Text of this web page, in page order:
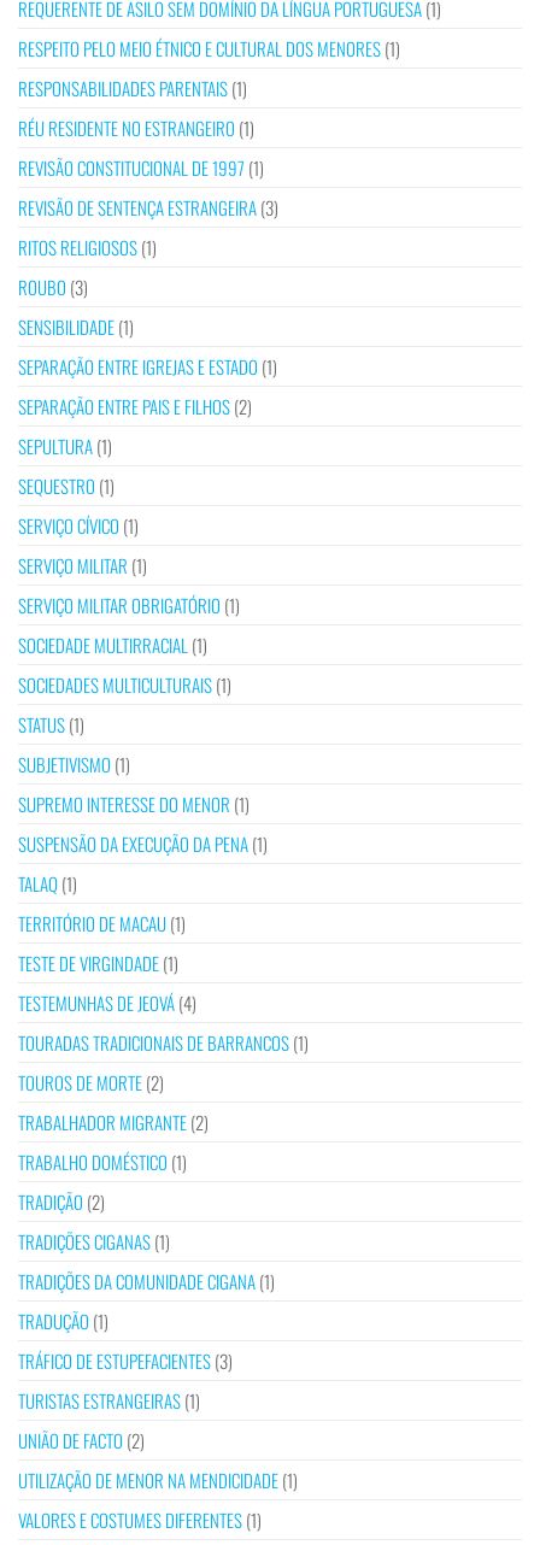
REQUERENTE DE ASILO SEM DOMÍNIO DA LÍNGUA PORTUGUESA(1)
RESPEITO PELO MEIO ÉTNICO E CULTURAL DOS MENORES(1)
RESPONSABILIDADES PARENTAIS(1)
RÉU RESIDENTE NO ESTRANGEIRO (1)
REVISÃO CONSTITUCIONAL DE 1997 (1)
REVISÃO DE SENTENÇA ESTRANGEIRA(3)
RITOS RELIGIOSOS(1)
ROUBO (3)
SENSIBILIDADE(1)
SEPARAÇÃO ENTRE IGREJAS E ESTADO (1)
SEPARAÇÃO ENTRE PAIS E FILHOS(2)
SEPULTURA(1)
SEQUESTRO (1)
SERVIÇO CÍVICO (1)
SERVIÇO MILITAR (1)
SERVIÇO MILITAR OBRIGATÓRIO (1)
SOCIEDADE MULTIRRACIAL (1)
SOCIEDADES MULTICULTURAIS(1)
STATUS(1)
SUBJETIVISMO (1)
SUPREMO INTERESSE DO MENOR (1)
SUSPENSÃO DA EXECUÇÃO DA PENA(1)
TALAQ(1)
TERRITÓRIO DE MACAU(1)
TESTE DE VIRGINDADE(1)
TESTEMUNHAS DE JEOVÁ(4)
TOURADAS TRADICIONAIS DE BARRANCOS(1)
TOUROS DE MORTE(2)
TRABALHADOR MIGRANTE(2)
TRABALHO DOMÉSTICO (1)
TRADIÇÃO (2)
TRADIÇÕES CIGANAS(1)
TRADIÇÕES DA COMUNIDADE CIGANA(1)
TRADUÇÃO (1)
TRÁFICO DE ESTUPEFACIENTES(3)
TURISTAS ESTRANGEIRAS(1)
UNIÃO DE FACTO (2)
UTILIZAÇÃO DE MENOR NA MENDICIDADE(1)
VALORES E COSTUMES DIFERENTES(1)